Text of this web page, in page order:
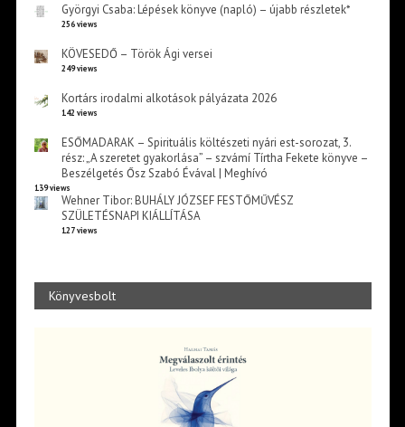
Györgyi Csaba: Lépések könyve (napló) – újabb részletek*
256 views
KÖVESEDŐ – Török Ági versei
249 views
Kortárs irodalmi alkotások pályázata 2026
142 views
ESŐMADARAK – Spirituális költészeti nyári est-sorozat, 3.
rész: „A szeretet gyakorlása” – szvámí Tírtha Fekete könyve –
Beszélgetés Ősz Szabó Évával | Meghívó
139 views
Wehner Tibor: BUHÁLY JÓZSEF FESTŐMŰVÉSZ
SZÜLETÉSNAPI KIÁLLÍTÁSA
127 views
Könyvesbolt